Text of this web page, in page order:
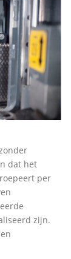
dat het
per
zijn.